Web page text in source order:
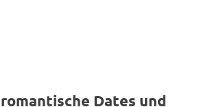
Dates und